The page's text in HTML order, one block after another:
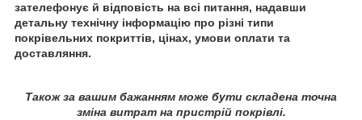
зателефонує й відповість на всі питання, надавши
детальну технічну інформацію про різні типи
покрівельних покриттів, цінах, умови оплати та
доставляння.
Також за вашим бажанням може бути складена точна
зміна витрат на пристрій покрівлі.